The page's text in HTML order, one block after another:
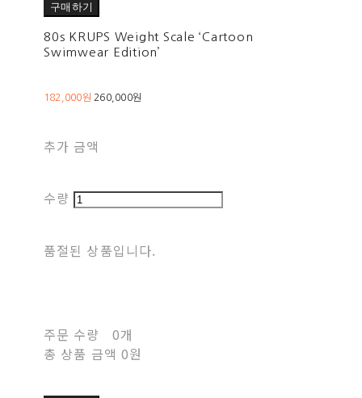
구매하기
80s KRUPS Weight Scale ‘Cartoon
Swimwear Edition’
182,000원 260,000원
추가 금액
수량
품절된 상품입니다.
주문 수량
0개
총 상품 금액 0원